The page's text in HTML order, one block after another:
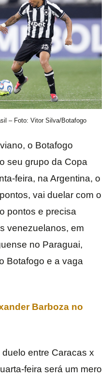
– Foto: Vitor Silva/Botafogo
o Botafogo
seu grupo da Copa
feira, na Argentina, o
vai duelar com o
pontos e precisa
venezuelanos, em
no Paraguai,
Botafogo e a vaga
Barboza no
entre Caracas x
feira será um mero